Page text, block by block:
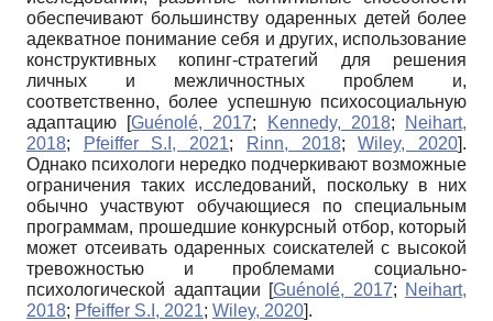
обеспечивают большинству одаренных детей более
адекватное понимание себя и других, использование
конструктивных копинг-стратегий для решения
личных и межличностных проблем и,
соответственно, более успешную психосоциальную
адаптацию
[Guénolé, 2017; Kennedy, 2018;
Neihart,
2018; Pfeiffer S.I, 2021; Rinn, 2018;Wiley, 2020].
Однако психологи нередко подчеркивают возможные
ограничения таких исследований, поскольку в них
обычно участвуют обучающиеся по специальным
программам, прошедшие конкурсный отбор, который
может отсеивать одаренных соискателей с высокой
тревожностью и проблемами социально-
психологической адаптации [Guénolé, 2017; Neihart,
2018; Pfeiffer S.I, 2021; Wiley, 2020].